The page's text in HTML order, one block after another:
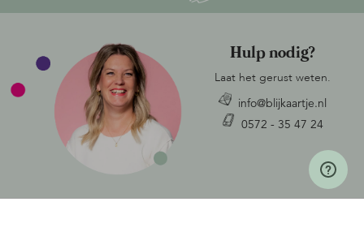
Hulp nodig?
Laat het gerust weten.
info@blijkaartje.nl
0572 - 35 47 24